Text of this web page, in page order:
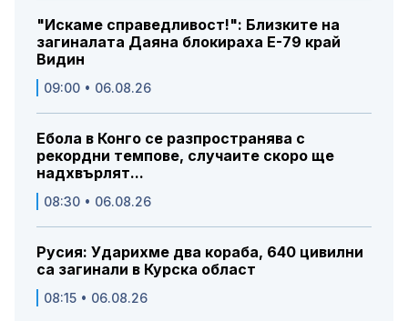
"Искаме справедливост!": Близките на
загиналата Даяна блокираха Е-79 край
Видин
09:00 • 06.08.26
Ебола в Конго се разпространява с
рекордни темпове, случаите скоро ще
надхвърлят...
08:30 • 06.08.26
Русия: Ударихме два кораба, 640 цивилни
са загинали в Курска област
08:15 • 06.08.26